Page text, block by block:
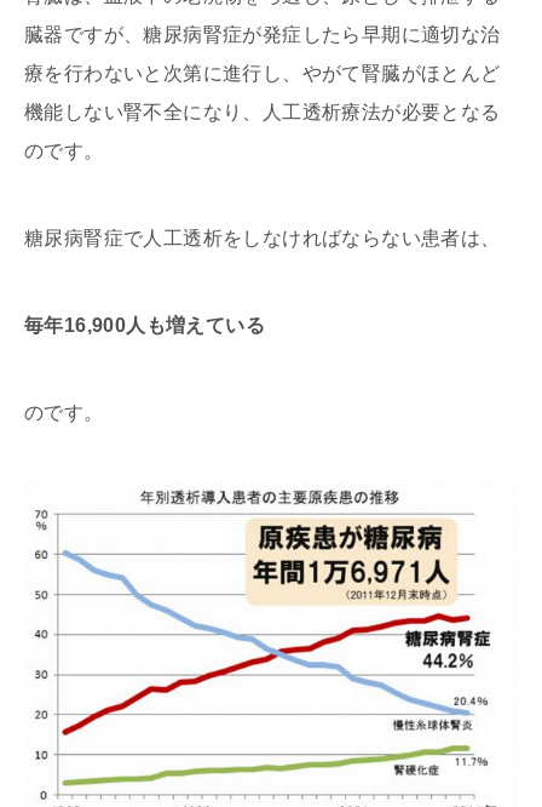
臓器ですが、糖尿病腎症が発症したら早期に適切な治
療を行わないと次第に進行し、やがて腎臓がほとんど
機能しない腎不全になり、人工透析療法が必要となる
のです。
糖尿病腎症で人工透析をしなければならない患者は、
毎年16,900人も増えている
のです。